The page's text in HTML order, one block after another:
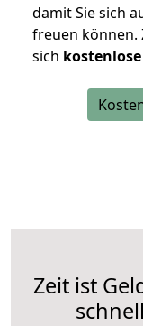
damit Sie sich
freuen können.
sich
Zeit ist